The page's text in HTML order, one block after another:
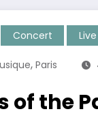
Concert
, Paris
of the